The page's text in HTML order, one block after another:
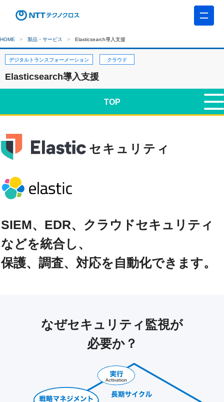
HOME 製品・サービス Elasticsearch導入支援
デジタルトランスフォーメーション クラウド
Elasticsearch導入支援
TOP
セキュリティ
SIEM、EDR、クラウドセキュリティ
などを統合し、
保護、調査、対応を自動化できます。
なぜセキュリティ監視が
必要か？